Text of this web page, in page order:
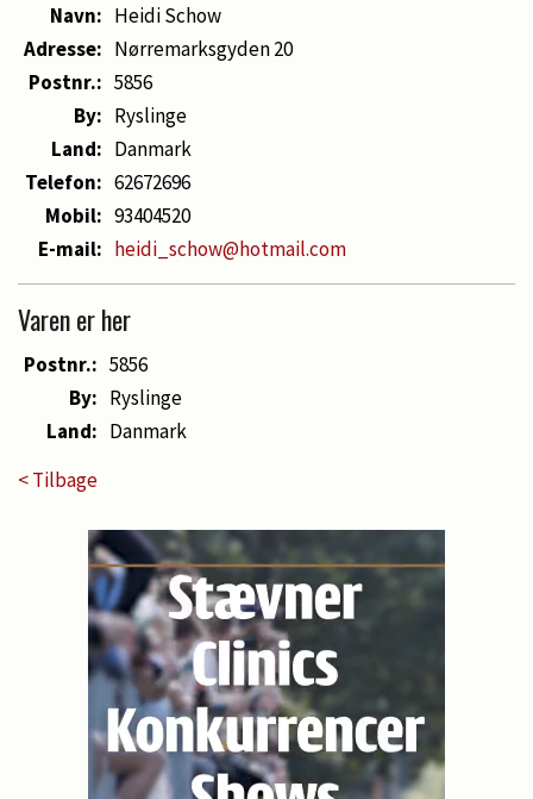
Navn: Heidi Schow
Adresse: Nørremarksgyden 20
Postnr.: 5856
By: Ryslinge
Land: Danmark
Telefon: 62672696
Mobil: 93404520
E-mail: heidi_schow@hotmail.com
Varen er her
Postnr.: 5856
By: Ryslinge
Land: Danmark
< Tilbage